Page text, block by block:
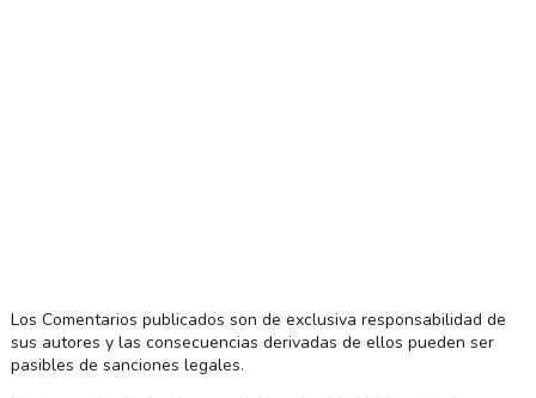
Los Comentarios publicados son de exclusiva responsabilidad de
sus autores y las consecuencias derivadas de ellos pueden ser
pasibles de sanciones legales.